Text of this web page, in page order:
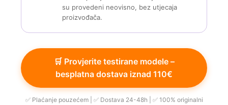
su provedeni neovisno, bez utjecaja
proizvođača.
🛒 Provjerite testirane modele –
besplatna dostava iznad 110€
✅ Plaćanje pouzećem | ✅ Dostava 24-48h | ✅ 100% originalni